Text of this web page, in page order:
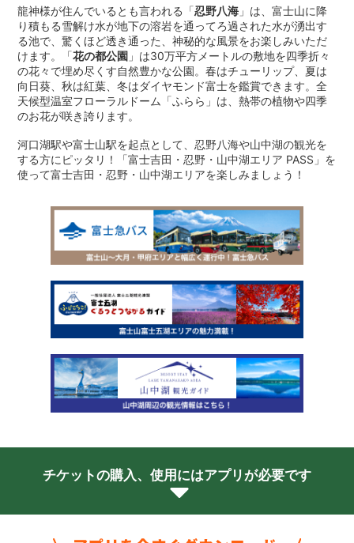
龍神様が住んでいるとも言われる「忍野八海」は、富士山に降
り積もる雪解け水が地下の溶岩を通ってろ過された水が湧出す
る池で、驚くほど透き通った、神秘的な風景をお楽しみいただ
けます。「花の都公園」は30万平方メートルの敷地を四季折々
の花々で埋め尽くす自然豊かな公園。春はチューリップ、夏は
向日葵、秋は紅葉、冬はダイヤモンド富士を鑑賞できます。全
天候型温室フローラルドーム「ふらら」は、熱帯の植物や四季
のお花が咲き誇ります。
河口湖駅や富士山駅を起点として、忍野八海や山中湖の観光を
する方にピッタリ！「富士吉田・忍野・山中湖エリア PASS」を
使って富士吉田・忍野・山中湖エリアを楽しみましょう！
チケットの購入、使用にはアプリが必要です